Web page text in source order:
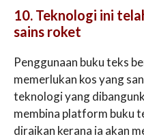
10. Teknologi ini
sains roket
Penggunaan buku teks
memerlukan kos yang
teknologi yang
membina platform buku
diraikan kerana ia akan